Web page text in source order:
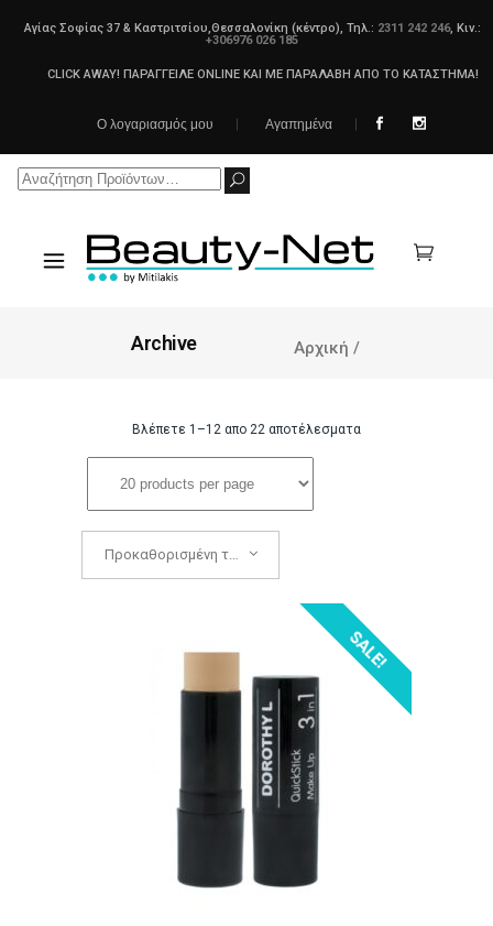
Αγίας Σοφίας 37 & Καστριτσίου,Θεσσαλονίκη (κέντρο), Τηλ.: 2311 242 246, Κιν.:
+306976 026 185
CLICK AWAY! ΠΑΡΑΓΓΕΙΛΕ ONLINE ΚΑΙ ΜΕ ΠΑΡΑΛΑΒΗ ΑΠΟ ΤΟ ΚΑΤΑΣΤΗΜΑ!
Ο λογαριασμός μου Αγαπημένα
Search
Archive Αρχική /
Βλέπετε 1–12 απο 22 αποτέλεσματα
Προκαθορισμένη ταξινόμηση
SALE!